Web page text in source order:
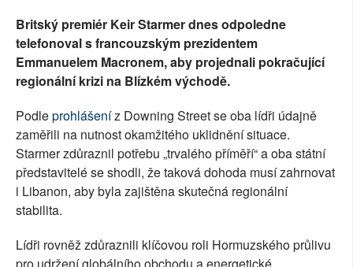
Britský premiér Keir Starmer dnes odpoledne
telefonoval s francouzským prezidentem
Emmanuelem Macronem, aby projednali pokračující
regionální krizi na Blízkém východě.
Podleprohlášeníz Downing Street se oba lídři údajně
zaměřili na nutnost okamžitého uklidnění situace.
Starmer zdůraznil potřebu „trvalého příměří“ a oba státní
představitelé se shodli, že taková dohoda musí zahrnovat
i Libanon, aby byla zajištěna skutečná regionální
stabilita.
Lídři rovněž zdůraznili klíčovou roli Hormuzského průlivu